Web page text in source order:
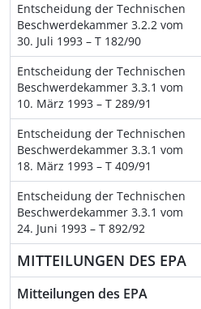
Entscheidung der Technischen
Beschwerdekammer 3.2.2 vom
30. Juli 1993 – T 182/90
Entscheidung der Technischen
Beschwerdekammer 3.3.1 vom
10. März 1993 – T 289/91
Entscheidung der Technischen
Beschwerdekammer 3.3.1 vom
18. März 1993 – T 409/91
Entscheidung der Technischen
Beschwerdekammer 3.3.1 vom
24. Juni 1993 – T 892/92
MITTEILUNGEN DES EPA
Mitteilungen des EPA